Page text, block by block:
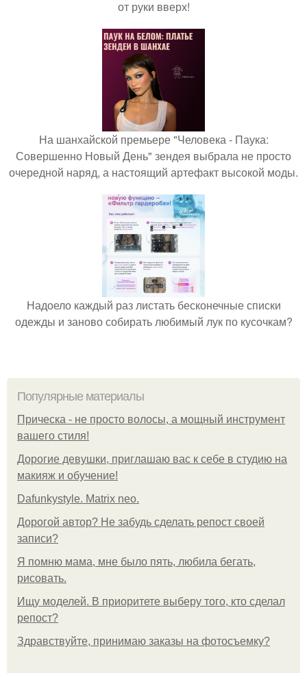
от руки вверх!
На шанхайской премьере "Человека - Паука:
Совершенно Новый День" зендея выбрала не просто
очередной наряд, а настоящий артефакт высокой моды.
Надоело каждый раз листать бесконечные списки
одежды и заново собирать любимый лук по кусочкам?
Популярные материалы
Прическа - не просто волосы, а мощный инструмент
вашего стиля!
Дорогие девушки, приглашаю вас к себе в студию на
макияж и обучение!
Dafunkystyle. Matrix neo.
Дорогой автор? Не забудь сделать репост своей
записи?
Я помню мама, мне было пять, любила бегать,
рисовать.
Ищу моделей. В приоритете выберу того, кто сделал
репост?
Здравствуйте, принимаю заказы на фотосъемку?